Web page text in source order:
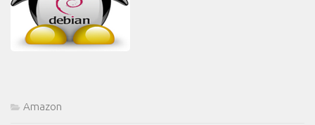
Amazon